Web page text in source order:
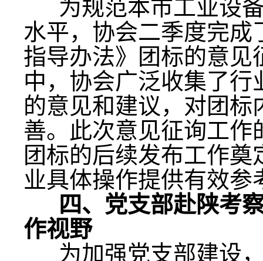
为规范本市工业设备
水平，协会二季度完成
指导办法》团标的意见
中，协会广泛收集了
的意见和建议，对团
善。此次意见征询工
团标的后续发布工作
业具体操作提供有效参
四、党支部赴陕考
作视野
为加强党支部建设，